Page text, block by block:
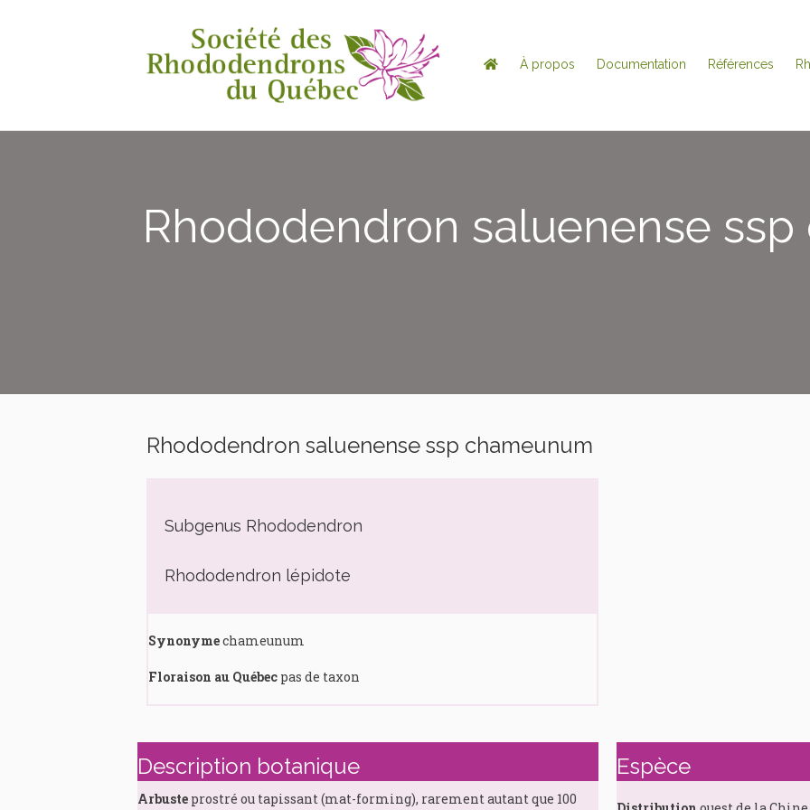
À propos Documentation Références
Rhododendron saluenense
Rhododendron saluenense ssp chameunum
Subgenus Rhododendron
Rhododendron lépidote
Synonymechameunum
Floraison au Québec pas de taxon
Description botanique Espèce
Arbuste prostré ou tapissant (mat-forming), rarement autant que 100